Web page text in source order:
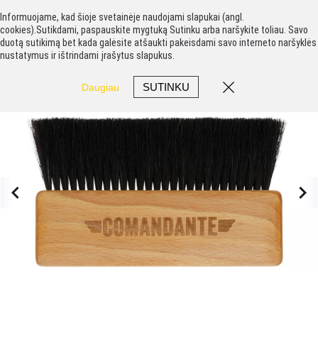
Informuojame, kad šioje svetainėje naudojami slapukai (angl.
cookies).Sutikdami, paspauskite mygtuką Sutinku arba naršykite toliau. Savo
duotą sutikimą bet kada galėsite atšaukti pakeisdami savo interneto naršyklės
nustatymus ir ištrindami įrašytus slapukus.
Daugiau SUTINKU